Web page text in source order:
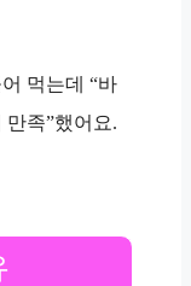
먹는데 “바
만족”했어요.